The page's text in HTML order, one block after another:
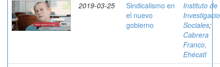
2019-03-25
Sindicalismo en
el nuevo
gobierno
Instituto de
Sociales;
Cabrera
Franco,
Ehécatl